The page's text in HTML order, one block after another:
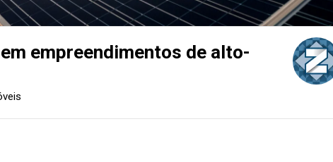
empreendimentos de alto-